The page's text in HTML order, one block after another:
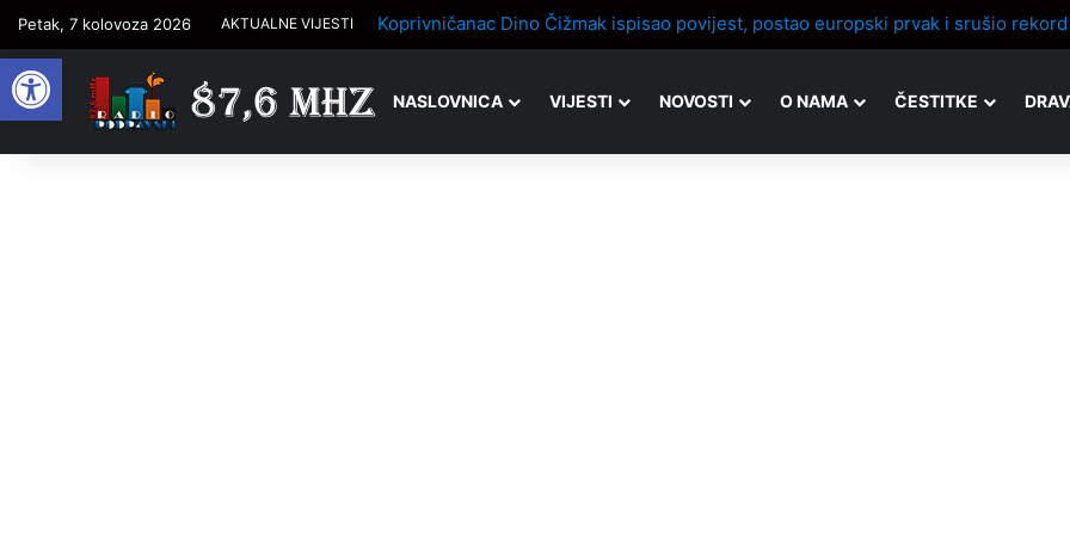
Open toolbar
Petak, 7 kolovoza 2026 AKTUALNE VIJESTI
NASLOVNICA VIJESTI NOVOSTI O NAMA ČESTITKE